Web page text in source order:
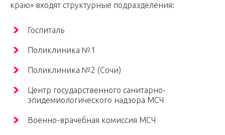
краю» входят структурные подразделения:
Госпиталь
Поликлиника №1
Поликлиника №2 (Сочи)
Центр государственного санитарно-
эпидемиологического надзора МСЧ
Военно-врачебная комиссия МСЧ